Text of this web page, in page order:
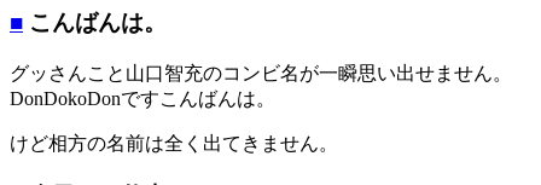
■ こんばんは。
グッさんこと山口智充のコンビ名が一瞬思い出せません。
DonDokoDonですこんばんは。
けど相方の名前は全く出てきません。